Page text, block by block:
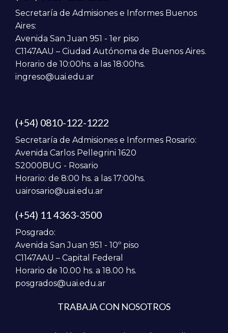
Secretaría de Admisiones e Informes Buenos
Aires:
Avenida San Juan 951 - 1er piso
C1147AAU – Ciudad Autónoma de Buenos Aires.
Horario de 10:00hs. a las 18:00hs.
ingreso@uai.edu.ar
(+54) 0810-122-1222
Secretaría de Admisiones e Informes Rosario:
Avenida Carlos Pellegrini 1620
S2000BUG - Rosario
Horario: de 8:00 hs. a las 17:00hs.
uairosario@uai.edu.ar
(+54) 11 4363-3500
Posgrado:
Avenida San Juan 951 - 10º piso
C1147AAU – Capital Federal
Horario de 10.00 hs. a 18.00 hs.
posgrados@uai.edu.ar
TRABAJA CON NOSOTROS